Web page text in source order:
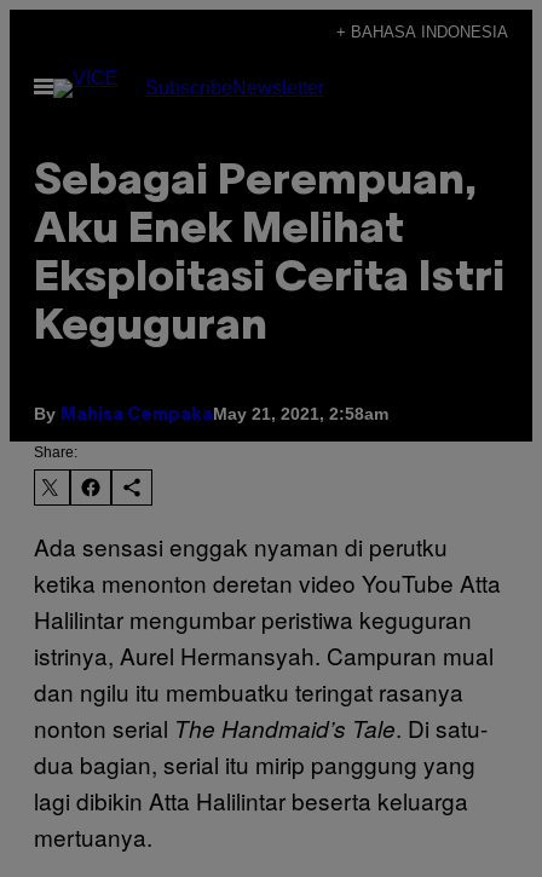
content
+ BAHASA INDONESIA
Open
Menu
SubscribeNewsletter
Sebagai Perempuan,
Aku Enek Melihat
Eksploitasi Cerita Istri
Keguguran
By Mahisa CempakaMay 21, 2021, 2:58am
Share:
Ada sensasi enggak nyaman di perutku
ketika menonton deretan video YouTube Atta
Halilintar mengumbar peristiwa keguguran
istrinya, Aurel Hermansyah. Campuran mual
dan ngilu itu membuatku teringat rasanya
nonton serial The Handmaid’s Tale. Di satu-
dua bagian, serial itu mirip panggung yang
lagi dibikin Atta Halilintar beserta keluarga
mertuanya.